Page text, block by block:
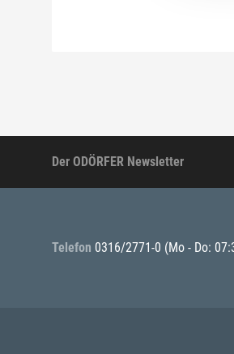
Der ODÖRFER Newsletter
Telefon 0316/2771-0 (Mo - Do: